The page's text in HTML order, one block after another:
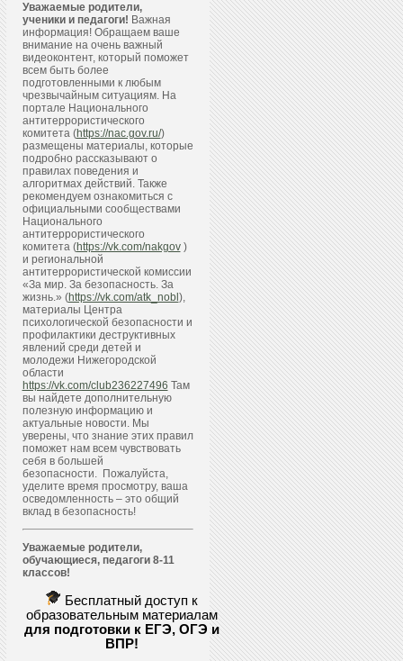
Уважаемые родители,
ученики и педагоги! Важная
информация! Обращаем ваше
внимание на очень важный
видеоконтент, который поможет
всем быть более
подготовленными к любым
чрезвычайным ситуациям. На
портале Национального
антитеррористического
комитета (https://nac.gov.ru/)
размещены материалы, которые
подробно рассказывают о
правилах поведения и
алгоритмах действий. Также
рекомендуем ознакомиться с
официальными сообществами
Национального
антитеррористического
комитета (https://vk.com/nakgov)
и региональной
антитеррористической комиссии
«За мир. За безопасность. За
жизнь.» (https://vk.com/atk_nobl ),
материалы Центра
психологической безопасности и
профилактики деструктивных
явлений среди детей и
молодежи Нижегородской
области
https://vk.com/club236227496 Там
вы найдете дополнительную
полезную информацию и
актуальные новости. Мы
уверены, что знание этих правил
поможет нам всем чувствовать
себя в большей
безопасности. Пожалуйста,
уделите время просмотру, ваша
осведомленность – это общий
вклад в безопасность!
Уважаемые родители,
обучающиеся, педагоги 8-11
классов!
Бесплатный доступ к
образовательным материалам
для подготовки к ЕГЭ, ОГЭ и
ВПР!